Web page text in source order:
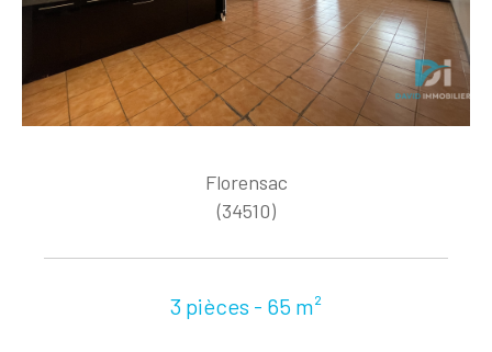
Florensac
(34510)
3 pièces - 65 m²